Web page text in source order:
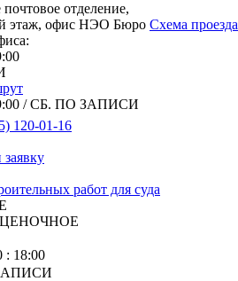
отделение,
этаж, офис НЭО Бюро Схема проезда
/ СБ. ПО ЗАПИСИ
120-01-16
: 18:00